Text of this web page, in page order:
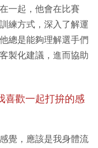
一起，他會在比賽
練方式，深入了解運
總是能夠理解選手們
製化建議，進而協助
喜歡一起打拚的感
覺，應該是我身體流